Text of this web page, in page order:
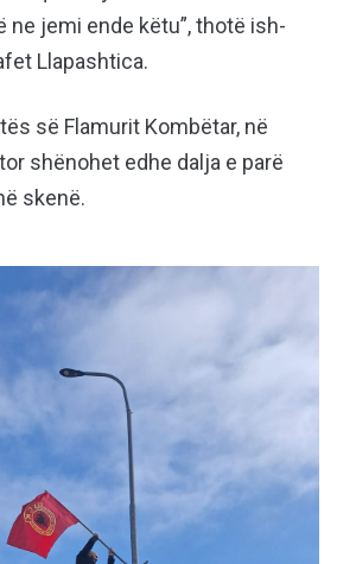
ne jemi ende këtu”, thotë ish-
Llapashtica.
së Flamurit Kombëtar, në
shënohet edhe dalja e parë
skenë.